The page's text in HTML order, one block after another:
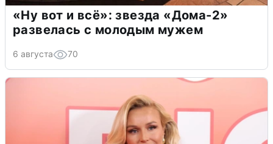
«Ну вот и всё»: звезда «Дома-2»
развелась с молодым мужем
6 августа 70